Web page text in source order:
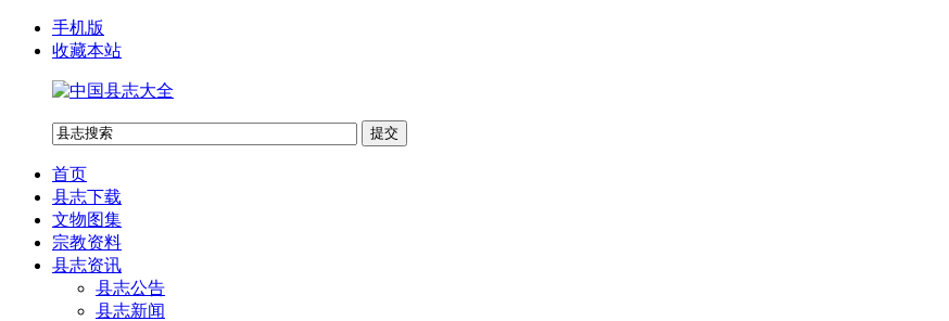
手机版
收藏本站
首页
县志下载
文物图集
宗教资料
县志资讯
县志公告
县志新闻